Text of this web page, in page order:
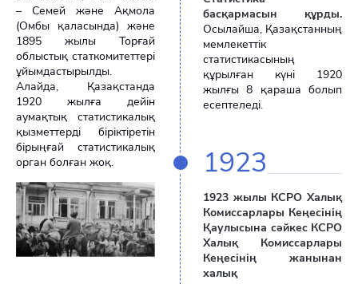
– Семей және Ақмола
(Омбы қаласында) және
1895 жылы Торғай
облыстық статкомитеттері
ұйымдастырылды.
Алайда, Қазақстанда
1920 жылға дейін
аумақтық статистикалық
қызметтерді біріктіретін
бірыңғай статистикалық
орган болған жоқ.
басқармасын құрды.
Осылайша, Қазақстанның
мемлекеттік
статистикасының
құрылған күні 1920
жылғы 8 қараша болып
есептеледі.
1923
1923 жылы КСРО Халық
Комиссарлары Кеңесінің
Қаулысына сәйкес КСРО
Халық Комиссарлары
Кеңесінің жанынан
халық